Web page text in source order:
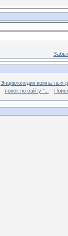
Энциклопедия комнатных
поиск по сайту "...